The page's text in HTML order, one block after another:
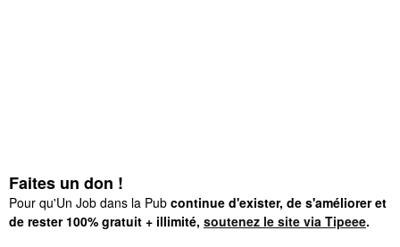
Faites un don !
Pour qu'Un Job dans la Pub continue d'exister, de s'améliorer et
de rester 100% gratuit + illimité, soutenez le site via Tipeee.